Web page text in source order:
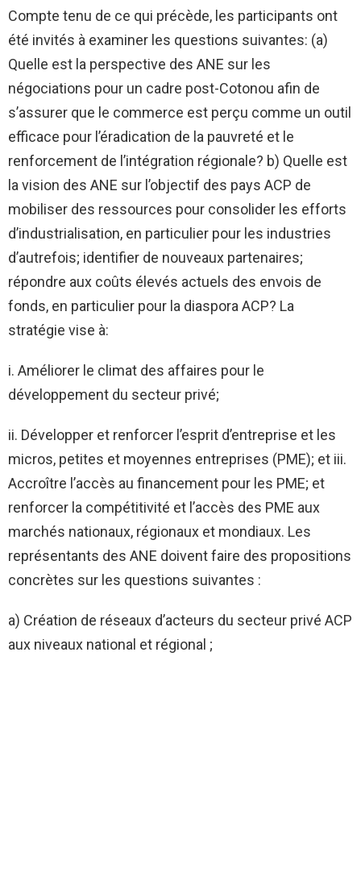
Compte tenu de ce qui précède, les participants ont
été invités à examiner les questions suivantes: (a)
Quelle est la perspective des ANE sur les
négociations pour un cadre post-Cotonou afin de
s’assurer que le commerce est perçu comme un outil
efficace pour l’éradication de la pauvreté et le
renforcement de l’intégration régionale? b) Quelle est
la vision des ANE sur l’objectif des pays ACP de
mobiliser des ressources pour consolider les efforts
d’industrialisation, en particulier pour les industries
d’autrefois; identifier de nouveaux partenaires;
répondre aux coûts élevés actuels des envois de
fonds, en particulier pour la diaspora ACP? La
stratégie vise à:
i. Améliorer le climat des affaires pour le
développement du secteur privé;
ii. Développer et renforcer l’esprit d’entreprise et les
micros, petites et moyennes entreprises (PME); et iii.
Accroître l’accès au financement pour les PME; et
renforcer la compétitivité et l’accès des PME aux
marchés nationaux, régionaux et mondiaux. Les
représentants des ANE doivent faire des propositions
concrètes sur les questions suivantes :
a) Création de réseaux d’acteurs du secteur privé ACP
aux niveaux national et régional ;